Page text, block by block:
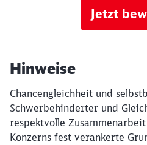
Jetzt
Hinweise
Chancengleichheit und
Schwerbehinderter und
respektvolle
Konzerns fest verankerte